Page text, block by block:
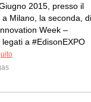
2015, presso il
a Milano, la seconda, di
Week –
a #EdisonEXPO